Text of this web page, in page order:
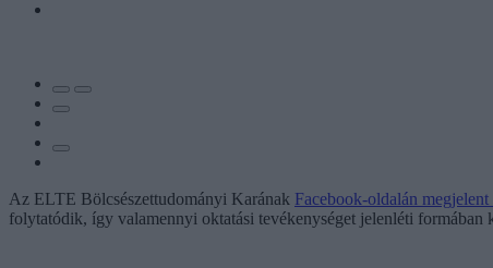
Az ELTE Bölcsészettudományi Karának Facebook-oldalán
folytatódik, így valamennyi oktatási tevékenységet jelenléti formában